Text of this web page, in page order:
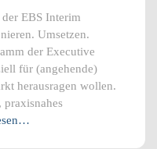
EBS Interim
Umsetzen.
der Executive
für (angehende)
herausragen wollen.
praxisnahes